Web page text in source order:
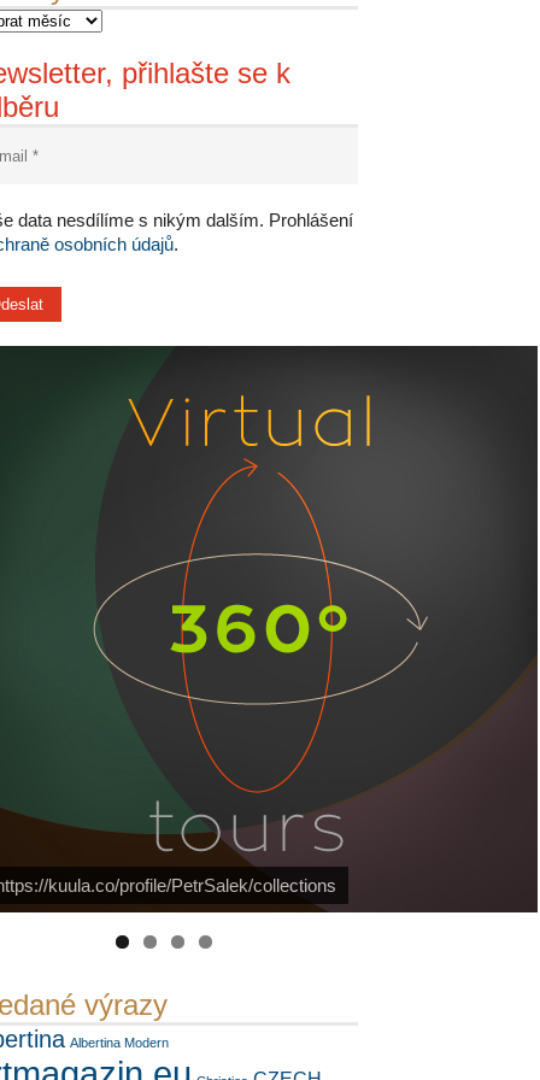
přihlašte se k
data nesdílíme s nikým dalším. Prohlášení
osobních údajů.
https://kuula.co/profile/PetrSalek/collections
výrazy
Albertina Modern